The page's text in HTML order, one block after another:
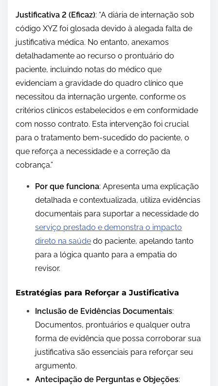
Justificativa 2 (Eficaz): “A diária de internação sob
código XYZ foi glosada devido à alegada falta de
justificativa médica. No entanto, anexamos
detalhadamente ao recurso o prontuário do
paciente, incluindo notas do médico que
evidenciam a gravidade do quadro clínico que
necessitou da internação urgente, conforme os
critérios clínicos estabelecidos e em conformidade
com nosso contrato. Esta intervenção foi crucial
para o tratamento bem-sucedido do paciente, o
que reforça a necessidade e a correção da
cobrança.”
Por que funciona: Apresenta uma explicação
detalhada e contextualizada, utiliza evidências
documentais para suportar a necessidade do
serviço prestado e demonstra o impacto
direto na saúde do paciente, apelando tanto
para a lógica quanto para a empatia do
revisor.
Estratégias para Reforçar a Justificativa
Inclusão de Evidências Documentais:
Documentos, prontuários e qualquer outra
forma de evidência que possa corroborar sua
justificativa são essenciais para reforçar seu
argumento.
Antecipação de Perguntas e Objeções: